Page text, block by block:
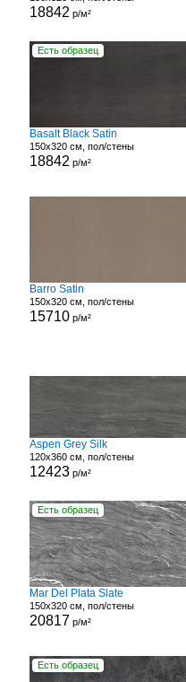
18842 р/м²
Есть образец
Basalt Black Satin
150x320 см, пол/стены
18842 р/м²
Barro Satin
150x320 см, пол/стены
15710р/м²
Aspen Grey Silk
120x360 см, пол/стены
12423р/м²
Есть образец
Mar Del Plata Slate
150x320 см, пол/стены
20817 р/м²
Есть образец